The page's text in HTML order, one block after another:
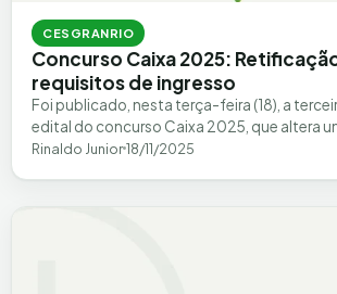
CESGRANRIO
Concurso Caixa 2025:
requisitos de ingresso
Foi publicado, nesta terça-feira (18), a
edital do concurso Caixa 2025, que altera
para o cargo…
Rinaldo Junior18/11/2025